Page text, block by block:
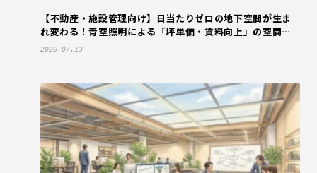
【不動産・施設管理向け】日当たりゼロの地下空間が生ま
れ変わる！青空照明による「坪単価・賃料向上」の空間戦
略
2026.07.13